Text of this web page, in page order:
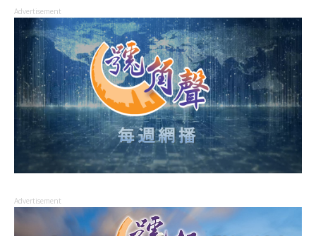
Advertisement
Advertisement